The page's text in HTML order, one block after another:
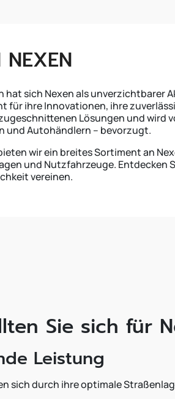
NEXEN
hat sich Nexen als unverzichtbarer
für ihre Innovationen, ihre
Lösungen und wird
und Autohändlern – bevorzugt.
wir ein breites Sortiment an
und Nutzfahrzeuge. Entdecken
vereinen.
Sie sich für
Leistung
sich durch ihre optimale